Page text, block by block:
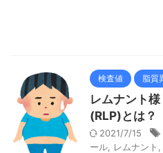
検査値 脂質
レムナント
(RLP)とは？
2021/7/15
ール, レムナント ,